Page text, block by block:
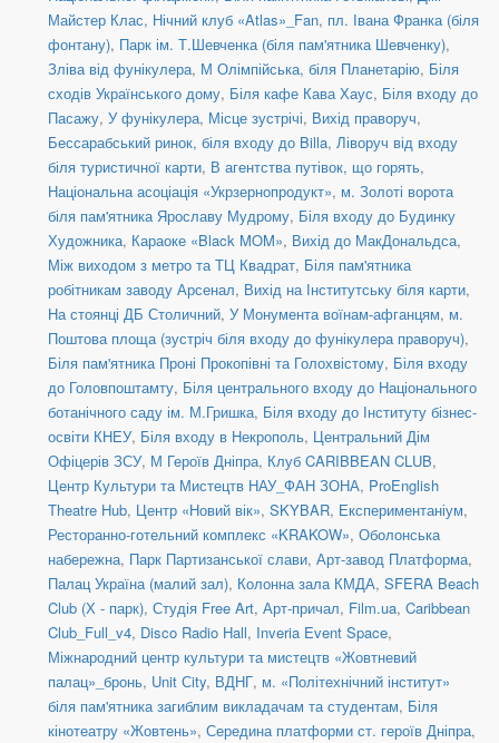
Майстер Клас, Нічний клуб «Atlas»_Fan, пл. Івана Франка (біля
фонтану), Парк ім. Т.Шевченка (біля пам'ятника Шевченку),
Зліва від фунікулера, М Олімпійська, біля Планетарію, Біля
сходів Українського дому, Біля кафе Кава Хаус, Біля входу до
Пасажу, У фунікулера, Місце зустрічі, Вихід праворуч,
Бессарабський ринок, біля входу до Billa, Ліворуч від входу
біля туристичної карти, В агентства путівок, що горять,
Національна асоціація «Укрзернопродукт», м. Золоті ворота
біля пам'ятника Ярославу Мудрому, Біля входу до Будинку
Художника, Караоке «Black MOM», Вихід до МакДональдса,
Між виходом з метро та ТЦ Квадрат, Біля пам'ятника
робітникам заводу Арсенал, Вихід на Інститутську біля карти,
На стоянці ДБ Столичний, У Монумента воїнам-афганцям, м.
Поштова площа (зустріч біля входу до фунікулера праворуч),
Біля пам'ятника Проні Прокопівні та Голохвістому, Біля входу
до Головпоштамту, Біля центрального входу до Національного
ботанічного саду ім. М.Гришка, Біля входу до Інституту бізнес-
освіти КНЕУ, Біля входу в Некрополь, Центральний Дім
Офіцерів ЗСУ, М Героїв Дніпра, Клуб CARIBBEAN CLUB,
Центр Культури та Мистецтв НАУ_ФАН ЗОНА, ProEnglish
Theatre Hub, Центр «Новий вік», SKYBAR, Експериментаніум,
Ресторанно-готельний комплекс «KRAKOW», Оболонська
набережна, Парк Партизанської слави, Арт-завод Платформа,
Палац Україна (малий зал), Колонна зала КМДА, SFERA Beach
Club (Х - парк), Студія Free Art, Арт-причал, Film.ua, Caribbean
Club_Full_v4, Disco Radio Hall, Inveria Event Space,
Міжнародний центр культури та мистецтв «Жовтневий
палац»_бронь, Unit Сity, ВДНГ, м. «Політехнічний інститут»
біля пам'ятника загиблим викладачам та студентам, Біля
кінотеатру «Жовтень», Середина платформи ст. героїв Дніпра,